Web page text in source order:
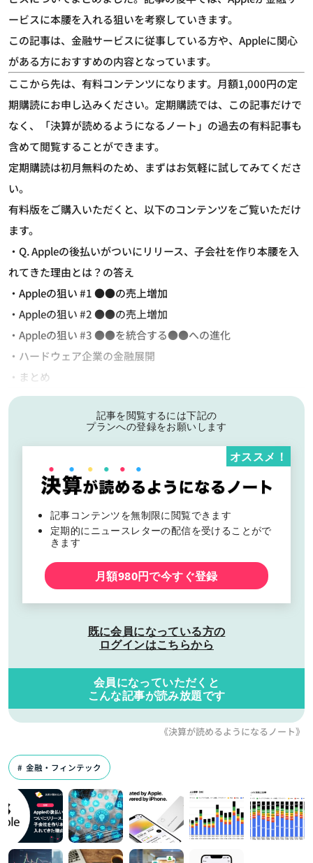
ービスに本腰を入れる狙いを考察していきます。
この記事は、金融サービスに従事している方や、Appleに関心
がある方におすすめの内容となっています。
ここから先は、有料コンテンツになります。月額1,000円の定
期購読にお申し込みください。定期購読では、この記事だけで
なく、「決算が読めるようになるノート」の過去の有料記事も
含めて閲覧することができます。
定期購読は初月無料のため、まずはお気軽に試してみてくださ
い。
有料版をご購入いただくと、以下のコンテンツをご覧いただけ
ます。
・Q. Appleの後払いがついにリリース、子会社を作り本腰を入
れてきた理由とは？の答え
・Appleの狙い #1 ●●の売上増加
・Appleの狙い #2 ●●の売上増加
・Appleの狙い #3 ●●を統合する●●への進化
・ハードウェア企業の金融展開
・まとめ
記事を閲覧するには下記の
プランへの登録をお願いします
記事コンテンツを無制限に閲覧できます
定期的にニュースレターの配信を受けることがで
きます
オススメ！
月額980円で今すぐ登録
既に会員になっている方の
ログインはこちらから
会員になっていただくと
こんな記事が読み放題です
《決算が読めるようになるノート》
金融・フィンテック